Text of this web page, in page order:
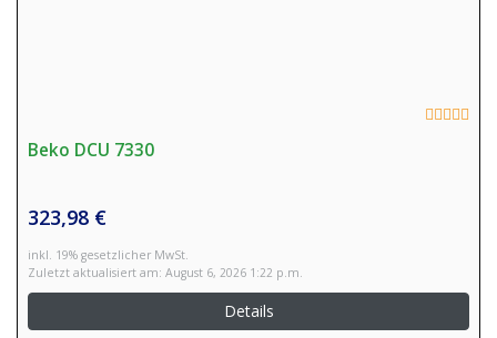
Beko DCU 7330
323,98 €
inkl. 19% gesetzlicher MwSt.
Zuletzt aktualisiert am: August 6, 2026 1:22 p.m.
Details